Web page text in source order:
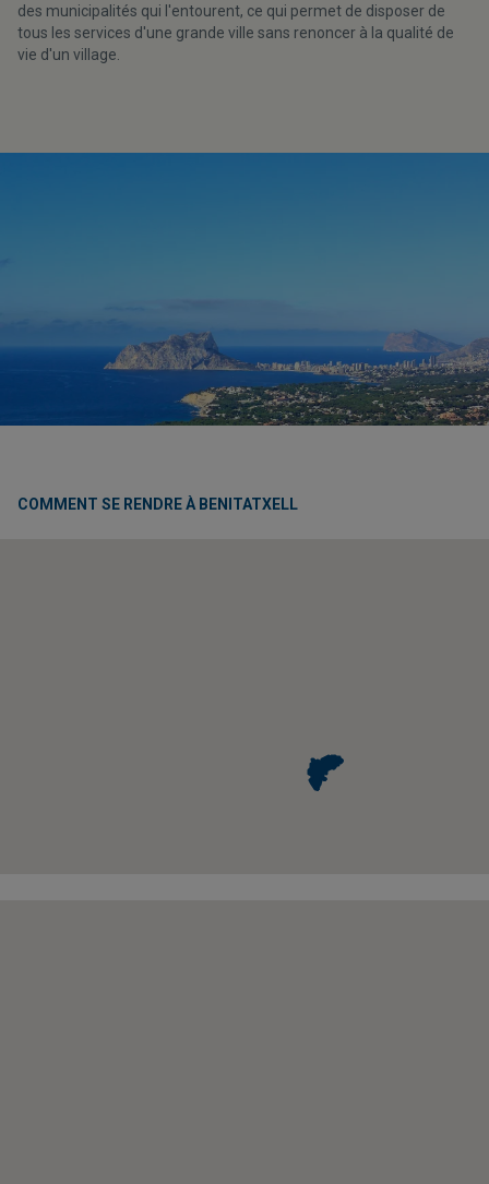
des municipalités qui l'entourent, ce qui permet de disposer de
tous les services d'une grande ville sans renoncer à la qualité de
vie d'un village.
COMMENT SE RENDRE À BENITATXELL